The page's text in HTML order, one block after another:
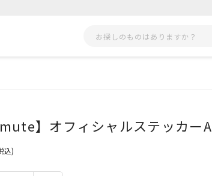
】オフィシャルステッカーA
込)